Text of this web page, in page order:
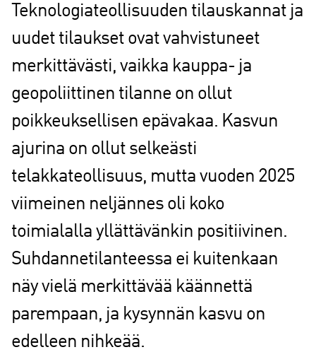
Teknologiateollisuuden tilauskannat ja
uudet tilaukset ovat vahvistuneet
merkittävästi, vaikka kauppa- ja
geopoliittinen tilanne on ollut
poikkeuksellisen epävakaa. Kasvun
ajurina on ollut selkeästi
telakkateollisuus, mutta vuoden 2025
viimeinen neljännes oli koko
toimialalla yllättävänkin positiivinen.
Suhdannetilanteessa ei kuitenkaan
näy vielä merkittävää käännettä
parempaan, ja kysynnän kasvu on
edelleen nihkeää.